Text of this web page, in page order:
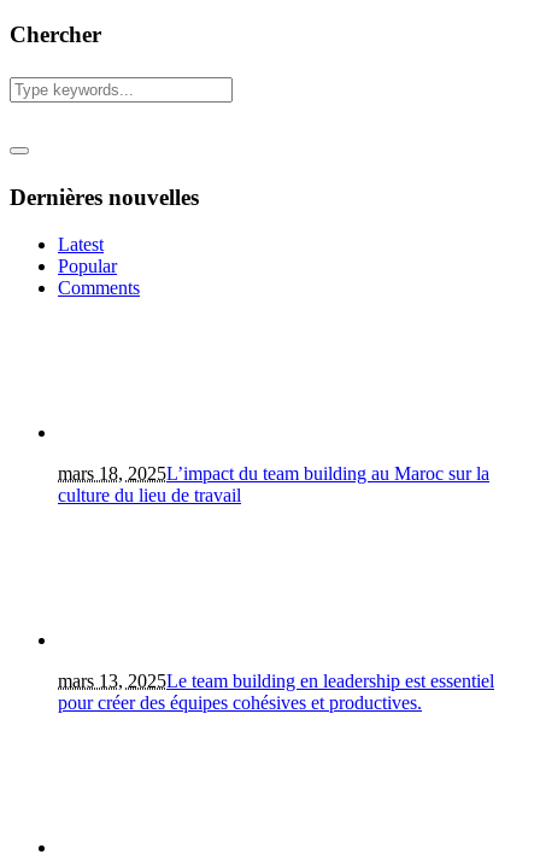
Chercher
Dernières nouvelles
Latest
Popular
Comments
mars 18, 2025L’impact du team building au Maroc sur la
culture du lieu de travail
mars 13, 2025Le team building en leadership est essentiel
pour créer des équipes cohésives et productives.